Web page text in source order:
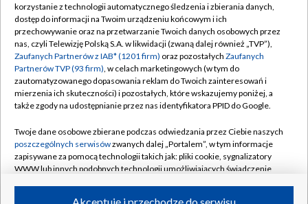
TVP
Abonament TVP
Emisja w TVP
Centrum informacji TVP
Naziemna Telewizja Cyfrowa
Rada Programowa
System NOS
Informacje o nadawcy
Regulamin TVP
Polityka prywatności
Moje zgody
Pomoc
Kontakt
Kanały
korzystanie z technologii automatycznego śledzenia i zbierania danych,
dostęp do informacji na Twoim urządzeniu końcowym i ich
przechowywanie oraz na przetwarzanie Twoich danych osobowych przez
nas, czyli Telewizję Polską S.A. w likwidacji (zwaną dalej również „TVP”),
Zaufanych Partnerów z IAB* (1201 firm) oraz pozostałych Zaufanych
Partnerów TVP (93 firm), w celach marketingowych (w tym do
zautomatyzowanego dopasowania reklam do Twoich zainteresowań i
mierzenia ich skuteczności) i pozostałych, które wskazujemy poniżej, a
także zgody na udostępnianie przez nas identyfikatora PPID do Google.
Twoje dane osobowe zbierane podczas odwiedzania przez Ciebie naszych
poszczególnych serwisówzwanych dalej „Portalem”, w tym informacje
zapisywane za pomocą technologii takich jak: pliki cookie, sygnalizatory
WWW lub innych podobnych technologii umożliwiających świadczenie